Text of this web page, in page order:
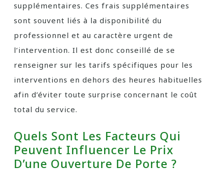
supplémentaires. Ces frais supplémentaires
sont souvent liés à la disponibilité du
professionnel et au caractère urgent de
l’intervention. Il est donc conseillé de se
renseigner sur les tarifs spécifiques pour les
interventions en dehors des heures habituelles
afin d’éviter toute surprise concernant le coût
total du service.
Quels Sont Les Facteurs Qui
Peuvent Influencer Le Prix
D’une Ouverture De Porte ?